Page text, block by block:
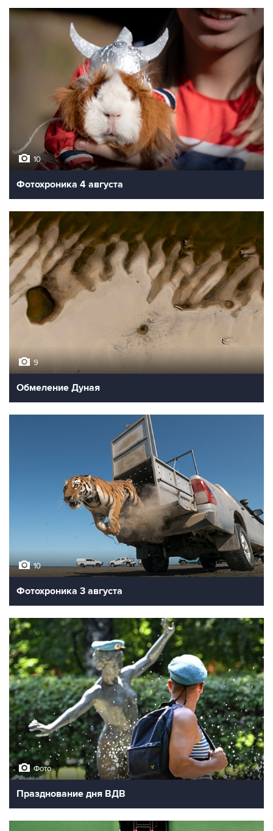
10
Фотохроника 4 августа
9
Обмеление Дуная
10
Фотохроника 3 августа
Фото
Празднование дня ВДВ